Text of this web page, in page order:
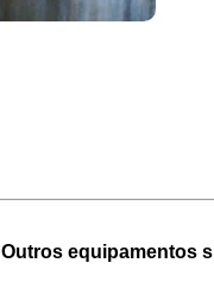
Outros equipamentos